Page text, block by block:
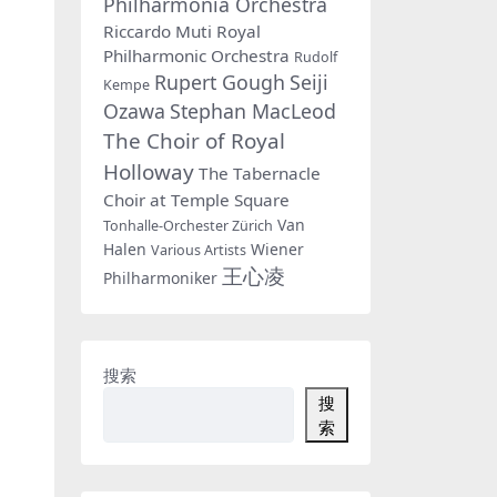
Riccardo Muti Royal
Philharmonic Orchestra Rudolf
Kempe Rupert Gough Seiji
Ozawa Stephan MacLeod
The Choir of Royal
Holloway The Tabernacle
Choir at Temple Square
Tonhalle-Orchester Zürich Van
Halen Various Artists Wiener
Philharmoniker 王心凌
搜索
搜
索